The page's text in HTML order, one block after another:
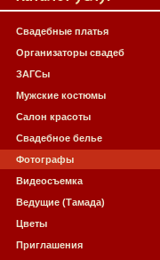
Свадебные платья
Организаторы свадеб
ЗАГСы
Мужские костюмы
Салон красоты
Свадебное белье
Фотографы
Видеосъемка
Ведущие (Тамада)
Цветы
Приглашения